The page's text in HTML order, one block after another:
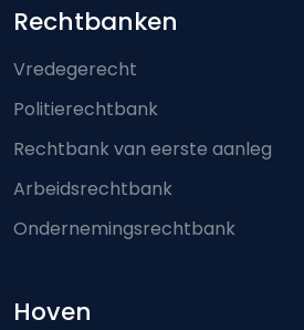
Footer-menu
Rechtbanken
Vredegerecht
Politierechtbank
Rechtbank van eerste aanleg
Arbeidsrechtbank
Ondernemingsrechtbank
Hoven